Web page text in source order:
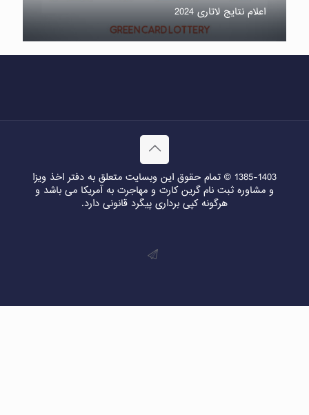
اعلام نتایج لاتاری 2024
1385-1403 © تمام حقوق این وبسایت متعلق به دفتر اخذ ویزا
و مشاوره ثبت نام گرین کارت و مهاجرت به آمریکا می باشد و
هرگونه کپی برداری پیگرد قانونی دارد.